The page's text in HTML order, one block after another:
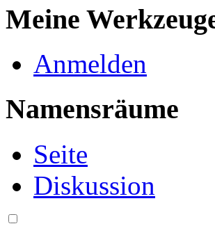
Meine
Anmelden
Namensräume
Seite
Diskussion